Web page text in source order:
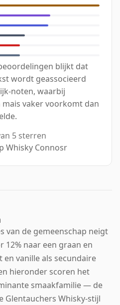
blijkt dat
wordt geassocieerd
noten, waarbij
vaker voorkomt dan
5 sterren
Whisky Connosr
van de gemeenschap neigt
12% naar een graan en
vanille als secundaire
hieronder scoren het
smaakfamilie — de
Glentauchers Whisky-stijl